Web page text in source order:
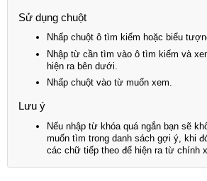
Sử dụng chuột
Nhấp chuột ô tìm kiếm hoặc biểu
Nhập từ cần tìm vào ô tìm kiếm và
hiện ra bên dưới.
Nhấp chuột vào từ muốn xem.
Lưu ý
Nếu nhập từ khóa quá ngắn bạn sẽ
muốn tìm trong danh sách gợi ý, khi
các chữ tiếp theo để hiện ra từ chính